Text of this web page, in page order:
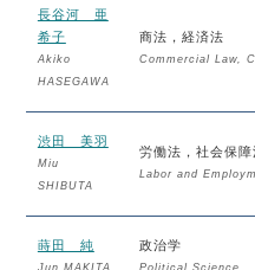
長谷河 亜
希子
Akiko
HASEGAWA
商法，経済法
Commercial Law,
渋田 美羽
Miu
SHIBUTA
労働法，社会保障
Labor and
蒔田 純
Jun MAKITA
政治学
Political Science